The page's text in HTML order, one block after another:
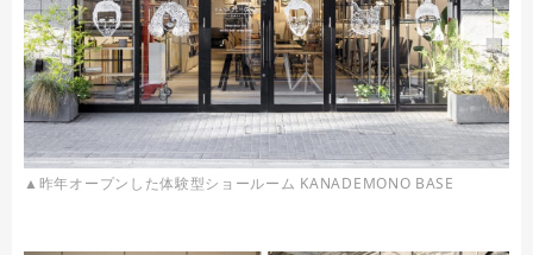
▲昨年オープンした体験型ショールーム KANADEMONO BASE